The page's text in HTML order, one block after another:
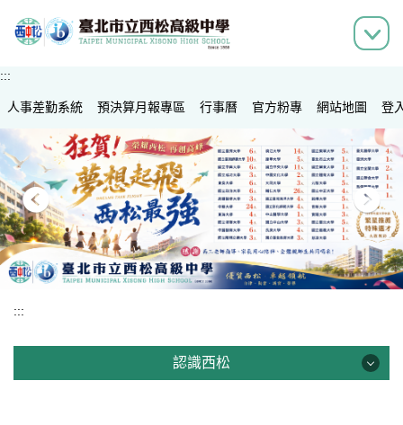
到
容
:::
人事差勤系統 預決算月報專區 行事曆 官方粉專 網站地圖 登
:::
認識西松